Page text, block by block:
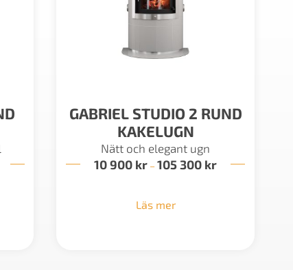
GABRIEL STUDIO 2 RUND
KAKELUGN
Nätt och elegant ugn
10 900 kr – 105 300 krPrisintervall:
Läs mer